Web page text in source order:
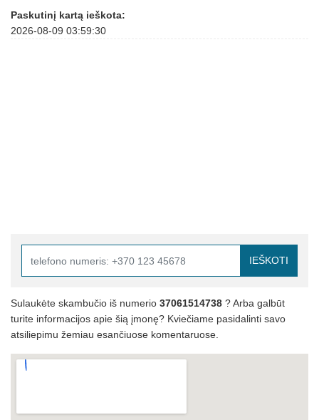
Paskutinį kartą ieškota:
2026-08-09 03:59:30
IEŠKOTI
Sulaukėte skambučio iš numerio 37061514738 ? Arba galbūt
turite informacijos apie šią įmonę? Kviečiame pasidalinti savo
atsiliepimu žemiau esančiuose komentaruose.